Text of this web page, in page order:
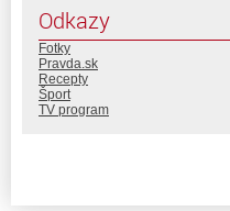
Odkazy
Fotky
Pravda.sk
Recepty
Šport
TV program